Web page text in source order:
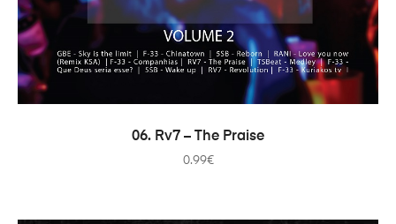
COMPRAR
06. Rv7 – The Praise
0.99€